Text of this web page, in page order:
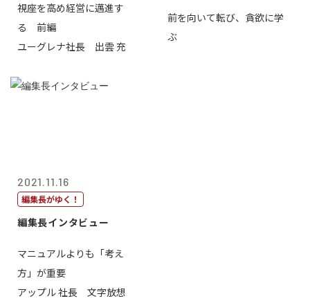
視座を高め経営に邁進す
る 前編
ユーグレナ社長 出雲 充
前を向いて転び、貪欲に学
ぶ
2021.11.16
編集長がゆく！
編集長インタビュー
マニュアルよりも「考え
方」が重要
アップル 社長 文字放想